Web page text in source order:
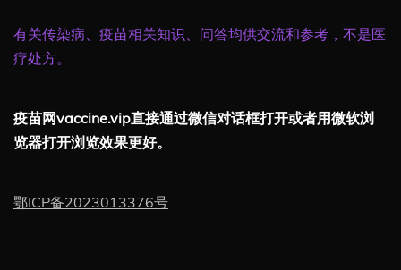
有关传染病、疫苗相关知识、问答均供交流和参考，不是医
疗处方。
疫苗网vaccine.vip直接通过微信对话框打开或者用微软浏
览器打开浏览效果更好。
鄂ICP备2023013376号